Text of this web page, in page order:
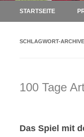
STARTSEITE
SCHLAGWORT-
100 Tage
Das Spiel mit